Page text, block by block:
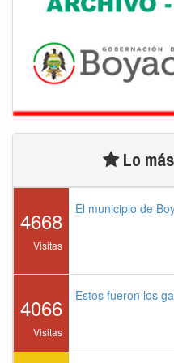
Lo
4668
Visitas
El municipio de
4066
Visitas
Estos fueron los